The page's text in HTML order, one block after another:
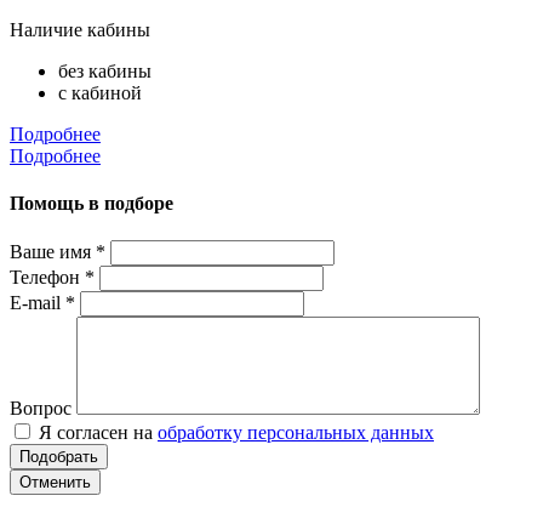
Наличие кабины
без кабины
с кабиной
Подробнее
Подробнее
Помощь в подборе
Ваше имя *
Телефон *
E-mail *
Вопрос
Я согласен на обработку персональных данных
Отменить